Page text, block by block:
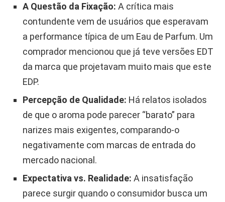
A Questão da Fixação: A crítica mais
contundente vem de usuários que esperavam
a performance típica de um Eau de Parfum. Um
comprador mencionou que já teve versões EDT
da marca que projetavam muito mais que este
EDP.
Percepção de Qualidade: Há relatos isolados
de que o aroma pode parecer “barato” para
narizes mais exigentes, comparando-o
negativamente com marcas de entrada do
mercado nacional.
Expectativa vs. Realidade: A insatisfação
parece surgir quando o consumidor busca um